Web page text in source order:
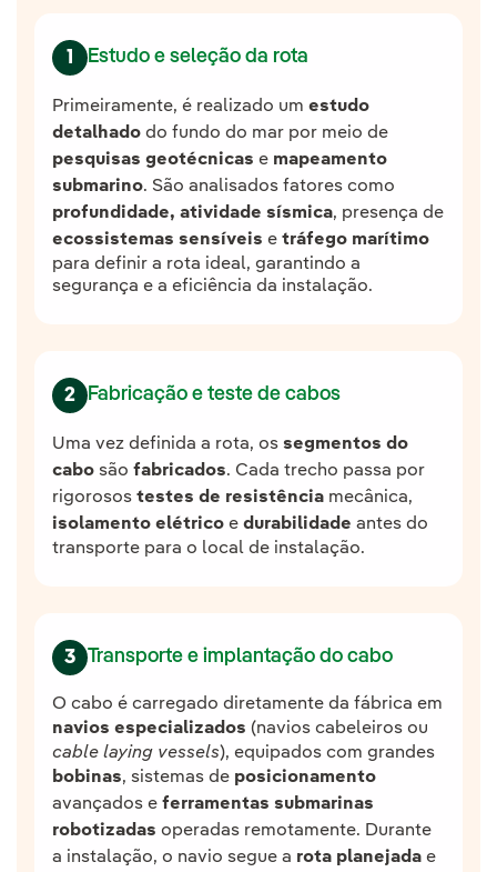
1 Estudo e seleção da rota
Primeiramente, é realizado um estudo
detalhado do fundo do mar por meio de
pesquisas geotécnicas e mapeamento
submarino. São analisados fatores como
profundidade, atividade sísmica, presença de
ecossistemas sensíveis e tráfego marítimo
para definir a rota ideal, garantindo a
segurança e a eficiência da instalação.
2 Fabricação e teste de cabos
Uma vez definida a rota, os segmentos do
cabo são fabricados. Cada trecho passa por
rigorosos testes de resistência mecânica,
isolamento elétrico e durabilidade antes do
transporte para o local de instalação.
3 Transporte e implantação do cabo
O cabo é carregado diretamente da fábrica em
navios especializados (navios cabeleiros ou
cable laying vessels), equipados com grandes
bobinas, sistemas de posicionamento
avançados e ferramentas submarinas
robotizadas operadas remotamente. Durante
a instalação, o navio segue a rota planejada e